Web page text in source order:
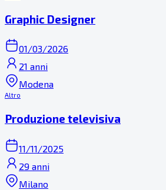
Graphic Designer
01/03/2026
21 anni
Modena
Altro
Produzione televisiva
11/11/2025
29 anni
Milano